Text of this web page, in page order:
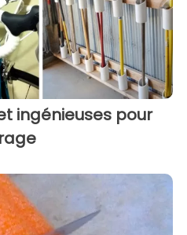
ingénieuses pour